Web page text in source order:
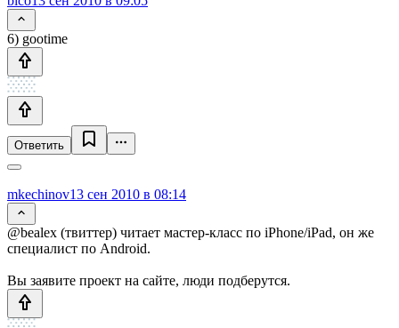
6) gootime
Ответить
mkechinov13 сен 2010 в 08:14
@bealex (твиттер) читает мастер-класс по iPhone/iPad, он же
специалист по Android.
Вы заявите проект на сайте, люди подберутся.